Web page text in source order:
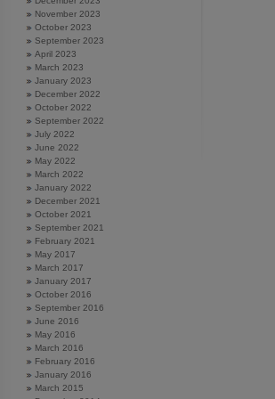
November 2023
October 2023
September 2023
April 2023
March 2023
January 2023
December 2022
October 2022
September 2022
July 2022
June 2022
May 2022
March 2022
January 2022
December 2021
October 2021
September 2021
February 2021
May 2017
March 2017
January 2017
October 2016
September 2016
June 2016
May 2016
March 2016
February 2016
January 2016
March 2015